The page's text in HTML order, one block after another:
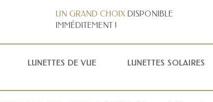
UN GRAND CHOIXDISPONIBLE
IMMÉDITEMENT !
LUNETTES DE VUE LUNETTES SOLAIRES